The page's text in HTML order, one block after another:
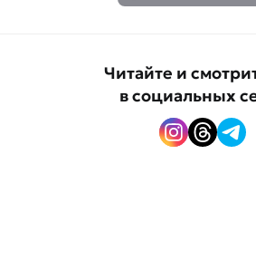
Читайте и
в социальных